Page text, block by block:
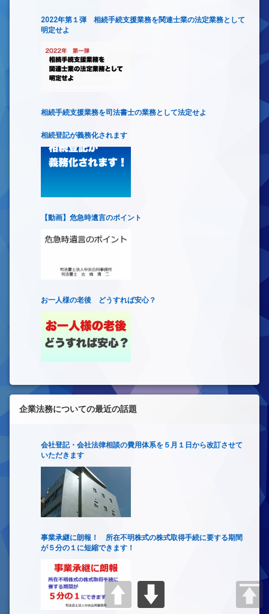
2022年第１弾 相続手続支援業務を関連士業の法定業務として
明定せよ
相続手続支援業務を司法書士の業務として法定せよ
相続登記が義務化されます
【動画】危急時遺言のポイント
お一人様の老後 どうすれば安心？
企業法務についての最近の話題
会社登記・会社法律相談の費用体系を５月１日から改訂させて
いただきます
事業承継に朗報！ 所在不明株式の株式取得手続に要する期間
が５分の１に短縮できます！